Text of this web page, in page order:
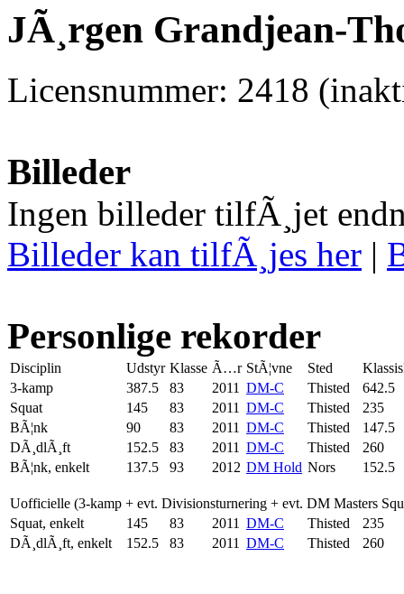
JÃ¸rgen Grandjean-
Licensnummer: 2418
Billeder
Ingen billeder tilfÃ¸jet
Billeder kan tilfÃ¸jes her |
Personlige rekorder
Disciplin Udstyr Klasse Ã…r StÃ¦vne Sted
3-kamp
387.5 83 2011 DM-C Thisted
642.5
Squat
145 83 2011 DM-C Thisted
235
BÃ¦nk
90 83 2011 DM-C Thisted
147.5
DÃ¸dlÃ¸ft
152.5 83 2011 DM-C Thisted
260
BÃ¦nk, enkelt
137.5 93 2012 DM Hold Nors 152.5
Uofficielle (3-kamp + evt. Divisionsturnering + evt. DM Masters
Squat, enkelt
145 83 2011 DM-C Thisted
235
DÃ¸dlÃ¸ft, enkelt
152.5 83 2011 DM-C Thisted 260